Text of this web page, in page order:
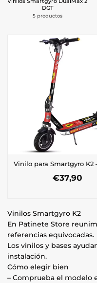
DGT
5 productos
Vinilo para Smartgyro K2
€37,90
Vinilos Smartgyro K2
En Patinete Store
referencias equivocadas.
Los vinilos y bases
instalación.
Cómo elegir bien
– Comprueba el modelo